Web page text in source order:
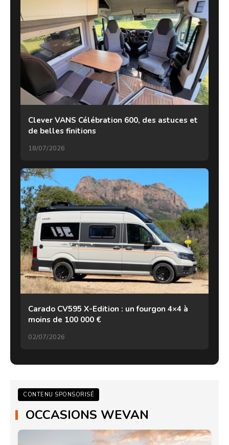
Clever VANS Célébration 600, des astuces et
de belles finitions
18/07/2026
Carado CV595 X-Edition : un fourgon 4×4 à
moins de 100 000 €
02/07/2026
CONTENU SPONSORISÉ
OCCASIONS WEVAN